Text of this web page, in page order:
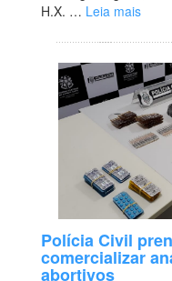
H.X. … Leia mais
Polícia Civil
comercializar
abortivos